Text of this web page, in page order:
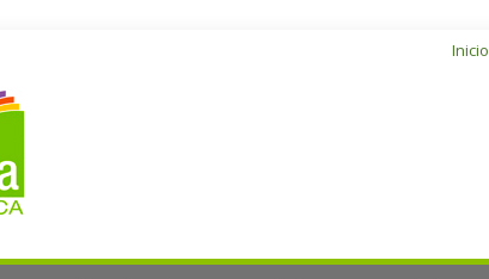
Inicio